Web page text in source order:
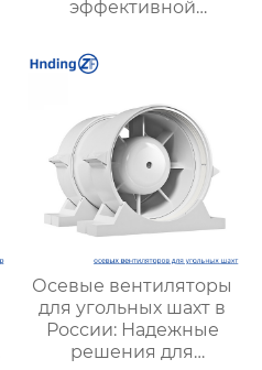
эффективной
оптимизации работы
Осевые вентиляторы
для угольных шахт в
России: Надежные
решения для